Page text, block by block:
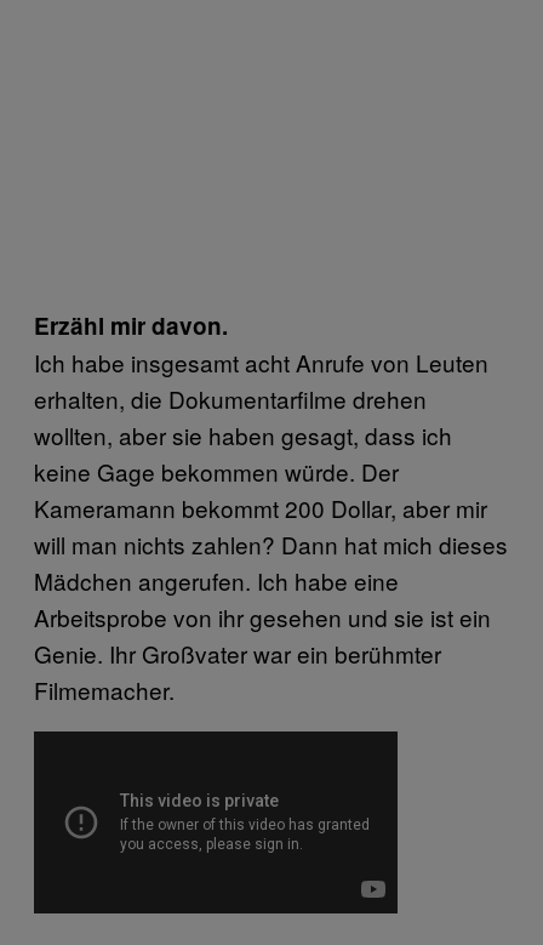
Erzähl mir davon.
Ich habe insgesamt acht Anrufe von Leuten
erhalten, die Dokumentarfilme drehen
wollten, aber sie haben gesagt, dass ich
keine Gage bekommen würde. Der
Kameramann bekommt 200 Dollar, aber mir
will man nichts zahlen? Dann hat mich dieses
Mädchen angerufen. Ich habe eine
Arbeitsprobe von ihr gesehen und sie ist ein
Genie. Ihr Großvater war ein berühmter
Filmemacher.